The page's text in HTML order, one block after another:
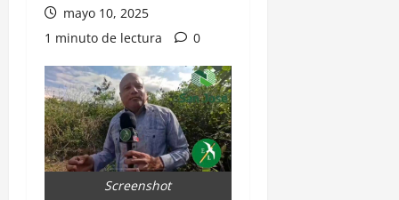
mayo 10, 2025
1 minuto de lectura
0
Screenshot